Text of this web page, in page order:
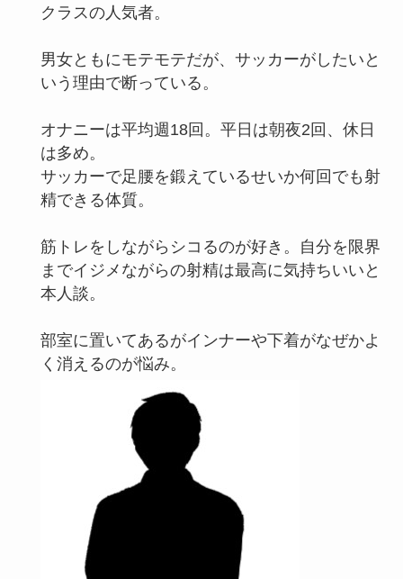
クラスの人気者。
男女ともにモテモテだが、サッカーがしたいと
いう理由で断っている。
オナニーは平均週18回。平日は朝夜2回、休日
は多め。
サッカーで足腰を鍛えているせいか何回でも射
精できる体質。
筋トレをしながらシコるのが好き。自分を限界
までイジメながらの射精は最高に気持ちいいと
本人談。
部室に置いてあるがインナーや下着がなぜかよ
く消えるのが悩み。